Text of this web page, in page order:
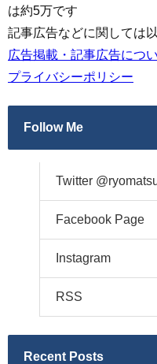
は約5万です
記事広告などに関しては
広告掲載・記事広告につ
プライバシーポリシー
Follow Me
Twitter
Facebook Page
Instagram
RSS
Recent Posts